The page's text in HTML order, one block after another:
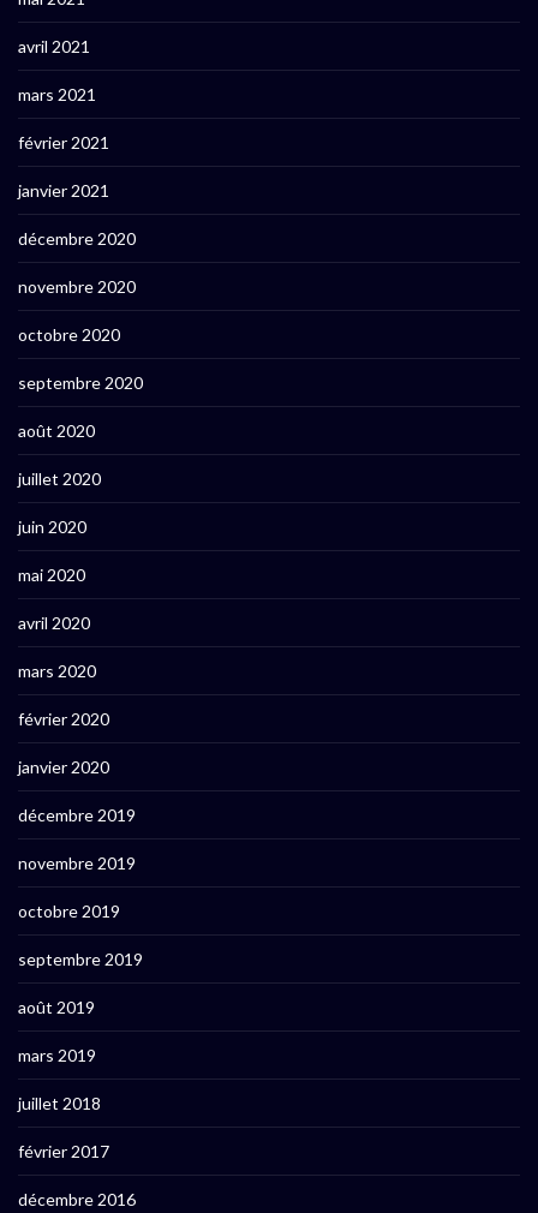
avril 2021
mars 2021
février 2021
janvier 2021
décembre 2020
novembre 2020
octobre 2020
septembre 2020
août 2020
juillet 2020
juin 2020
mai 2020
avril 2020
mars 2020
février 2020
janvier 2020
décembre 2019
novembre 2019
octobre 2019
septembre 2019
août 2019
mars 2019
juillet 2018
février 2017
décembre 2016